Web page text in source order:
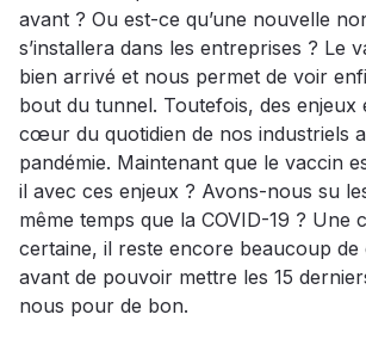
avant ? Ou est-ce qu’une nouvelle
s’installera dans les entreprises ? Le
bien arrivé et nous permet de voir
bout du tunnel. Toutefois, des enjeux
cœur du quotidien de nos industriels
pandémie. Maintenant que le vaccin
il avec ces enjeux ? Avons-nous su
même temps que la COVID-19 ? Une
certaine, il reste encore beaucoup de
avant de pouvoir mettre les 15
nous pour de bon.